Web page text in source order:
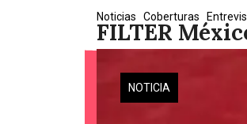
FILTER
Noticias Coberturas
NOTICIA